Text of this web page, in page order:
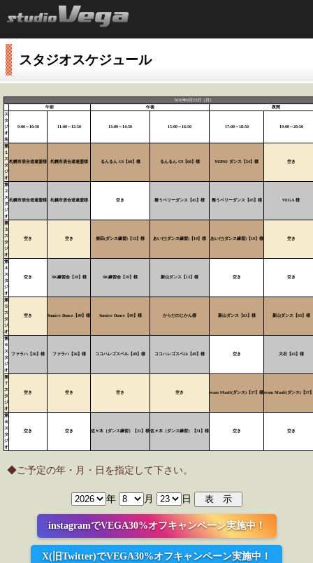
スタジオスケジュール
2026年8月23日（日）
午前
午後
夜間
ス
タ
ジ
オ
名
9:00～10:50 11:00～12:50 13:00～14:50 15:00～16:50 17:00～18:50 19:00～20:50
第
１
ス
タ
ジ
オ
札幌市居合道連盟様 札幌市居合道連盟様 るんるん CS【68】様 るんるん CS【68】様 YUINO ダンス【54】様 空き
第
２
ス
タ
ジ
オ
札幌市居合道連盟様 札幌市居合道連盟様 空き 整うベリーダンス【45】様 整うベリーダンス【45】様 VEGA 様
第
３
ス
タ
ジ
オ
空き 空き 柴田(ダンス練習)【13】様 あいだ(ダンス練習)【19】様 あいだ(ダンス練習)【19】様 空き
第
４
ス
タ
ジ
オ
空き SK練習会【19】様 SK練習会【19】様 新山ダンス【13】様 空き 空き
第
５
ス
タ
ジ
オ
空き Sumire Dance【49】様 Sumire Dance【49】様 からだのじかん様 新山ダンス【63】様 新山ダンス【63】様
第
６
ス
タ
ジ
オ
ファラハ【36】様 ファラハ【36】様 ココハレゴスペル【49】様 ココハレゴスペル【49】様 空き 大石【43】様
第
７
ス
タ
ジ
オ
空き 空き 空き 空き team Maali(ダンス)【37】様team Maali(ダンス)【37
第
８
ス
タ
ジ
オ
空き 空き 佐々木（ダンス練習）【31】様佐々木（ダンス練習）【31】様 空き 空き
◆ご予定の年・月・日を指定して下さい。
年 月 日
instagramでVEGA30%オフキャンペーン実施中！
X(旧Twitter)でVEGA30%オフキャンペーン実施中！